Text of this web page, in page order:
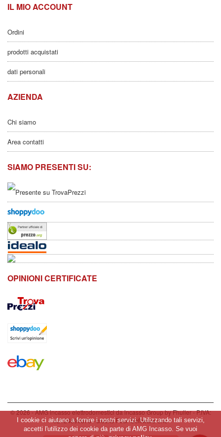
IL MIO ACCOUNT
Ordini
prodotti acquistati
dati personali
AZIENDA
Chi siamo
Area contatti
SIAMO PRESENTI SU:
OPINIONI CERTIFICATE
© 2026 - AMG incasso elettrodomestici da incasso Group by Fhuller - P.IVA:
02124890878 - creditsFour Software snc
I cookie ci aiutano a fornire i nostri servizi. Utilizzando tali servizi,
accetti l'utilizzo dei cookie da parte di AMG Incasso. Se vuoi